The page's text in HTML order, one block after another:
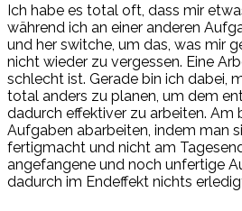
Ich habe es total oft, dass mir
während ich an einer anderen
und her switche, um das, was mir
nicht wieder zu vergessen. Eine
schlecht ist. Gerade bin ich dabei,
total anders zu planen, um dem
dadurch effektiver zu arbeiten. Am
Aufgaben abarbeiten, indem man
fertigmacht und nicht am
angefangene und noch unfertige
dadurch im Endeffekt nichts